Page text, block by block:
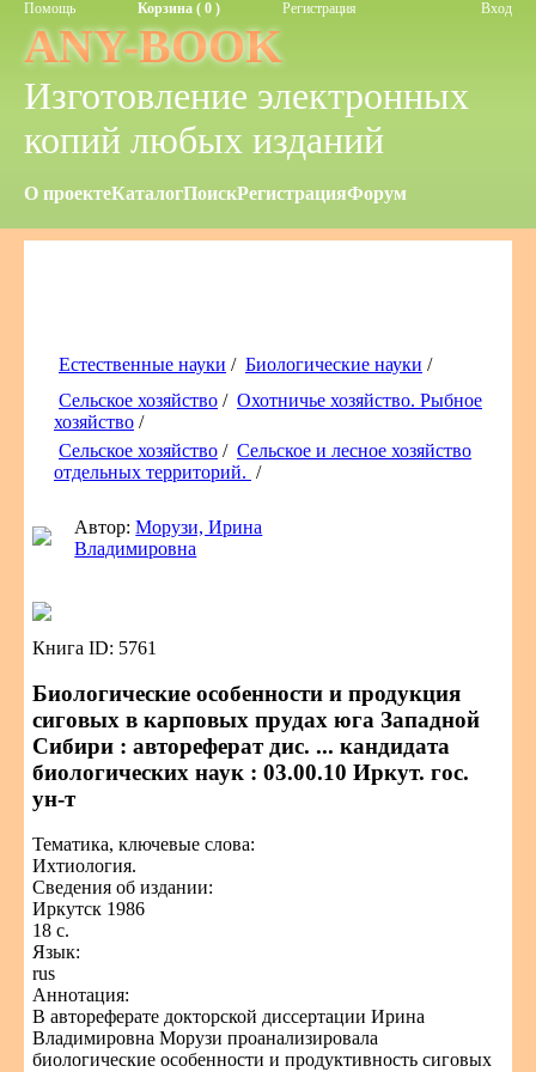
Помощь Корзина ( 0 ) Регистрация Вход
ANY-BOOK
Изготовление электронных
копий любых изданий
О проектеКаталогПоискРегистрацияФорум
Естественные науки / Биологические науки /
Сельское хозяйство / Охотничье хозяйство. Рыбное
хозяйство /
Сельское хозяйство / Сельское и лесное хозяйство
отдельных территорий. /
Автор:Морузи, Ирина
Владимировна
Книга ID: 5761
Биологические особенности и продукция
сиговых в карповых прудах юга Западной
Сибири : автореферат дис. ... кандидата
биологических наук : 03.00.10 Иркут. гос.
ун-т
Тематика, ключевые слова:
Ихтиология.
Сведения об издании:
Иркутск 1986
18 с.
Язык:
rus
Аннотация:
В автореферате докторской диссертации Ирина
Владимировна Морузи проанализировала
биологические особенности и продуктивность сиговых